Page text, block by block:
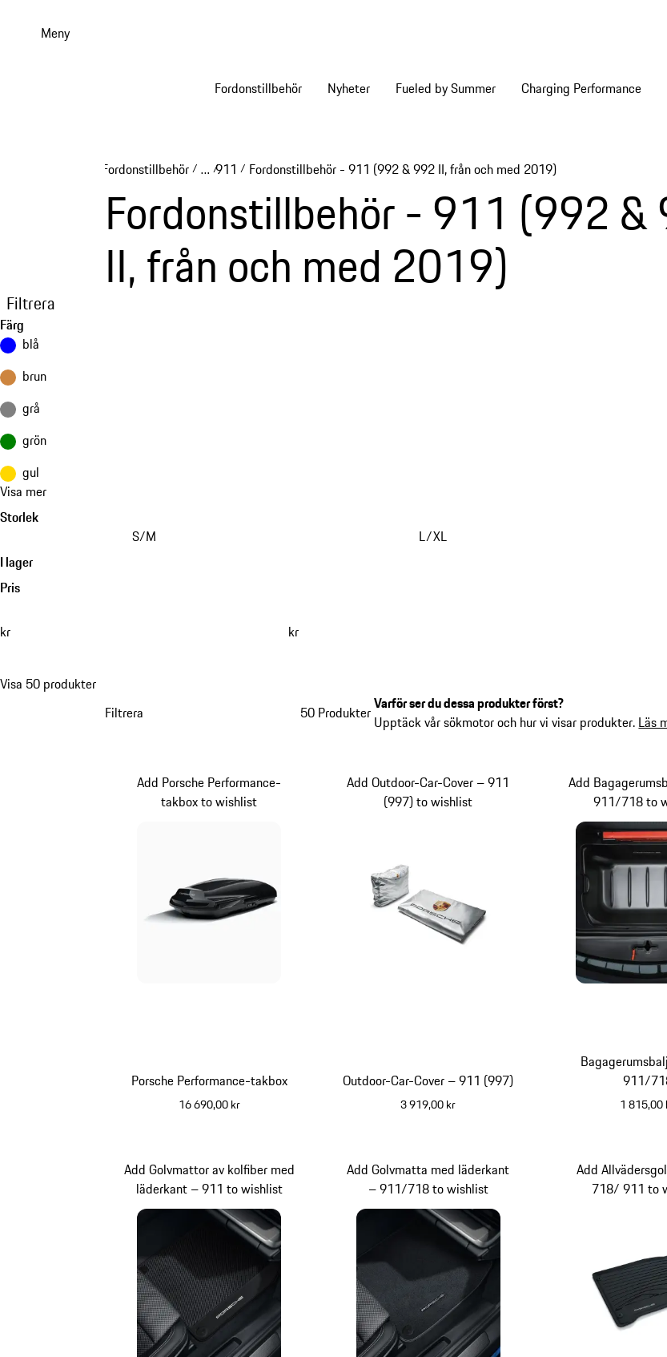
Meny
Fordonstillbehör Nyheter Fueled by Summer Charging Performance
Fordonstillbehör / …
Reveal collapsed breadcrumb items
/911 / Fordonstillbehör - 911 (992 & 992 II, från och med 2019)
Fordonstillbehör - 911 (992 &
II, från och med 2019)
Filtrera
Färg
blå
brun
grå
grön
gul
Visa mer
Storlek
S/M
L/XL
I lager
Pris
kr kr
Visa 50 produkter
Filtrera
50 ProdukterVarför ser du dessa produkter först?
Upptäck vår sökmotor och hur vi visar produkter. Läs
Porsche Performance-takbox
16 690,00 kr
Add Porsche Performance-
takbox to wishlist
Outdoor-Car-Cover – 911 (997)
3 919,00 kr
Add Outdoor-Car-Cover – 911
(997) to wishlist
911/
1 815,00
Add
911/718 to
Add Golvmattor av kolfiber med
läderkant – 911 to wishlist
Add Golvmatta med läderkant
– 911/718 to wishlist
Add
718/ 911 to